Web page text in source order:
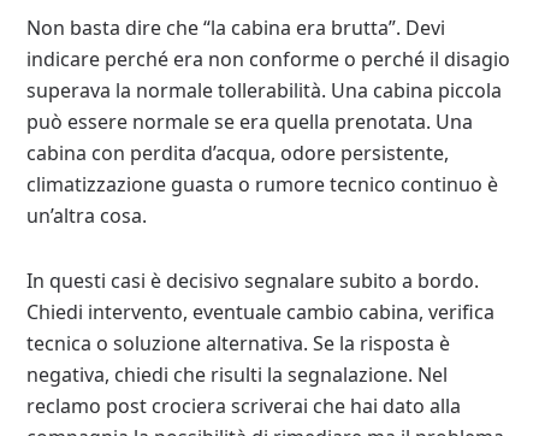
Non basta dire che “la cabina era brutta”. Devi
indicare perché era non conforme o perché il disagio
superava la normale tollerabilità. Una cabina piccola
può essere normale se era quella prenotata. Una
cabina con perdita d’acqua, odore persistente,
climatizzazione guasta o rumore tecnico continuo è
un’altra cosa.
In questi casi è decisivo segnalare subito a bordo.
Chiedi intervento, eventuale cambio cabina, verifica
tecnica o soluzione alternativa. Se la risposta è
negativa, chiedi che risulti la segnalazione. Nel
reclamo post crociera scriverai che hai dato alla